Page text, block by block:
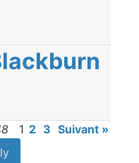
1 2 3 Suivant »